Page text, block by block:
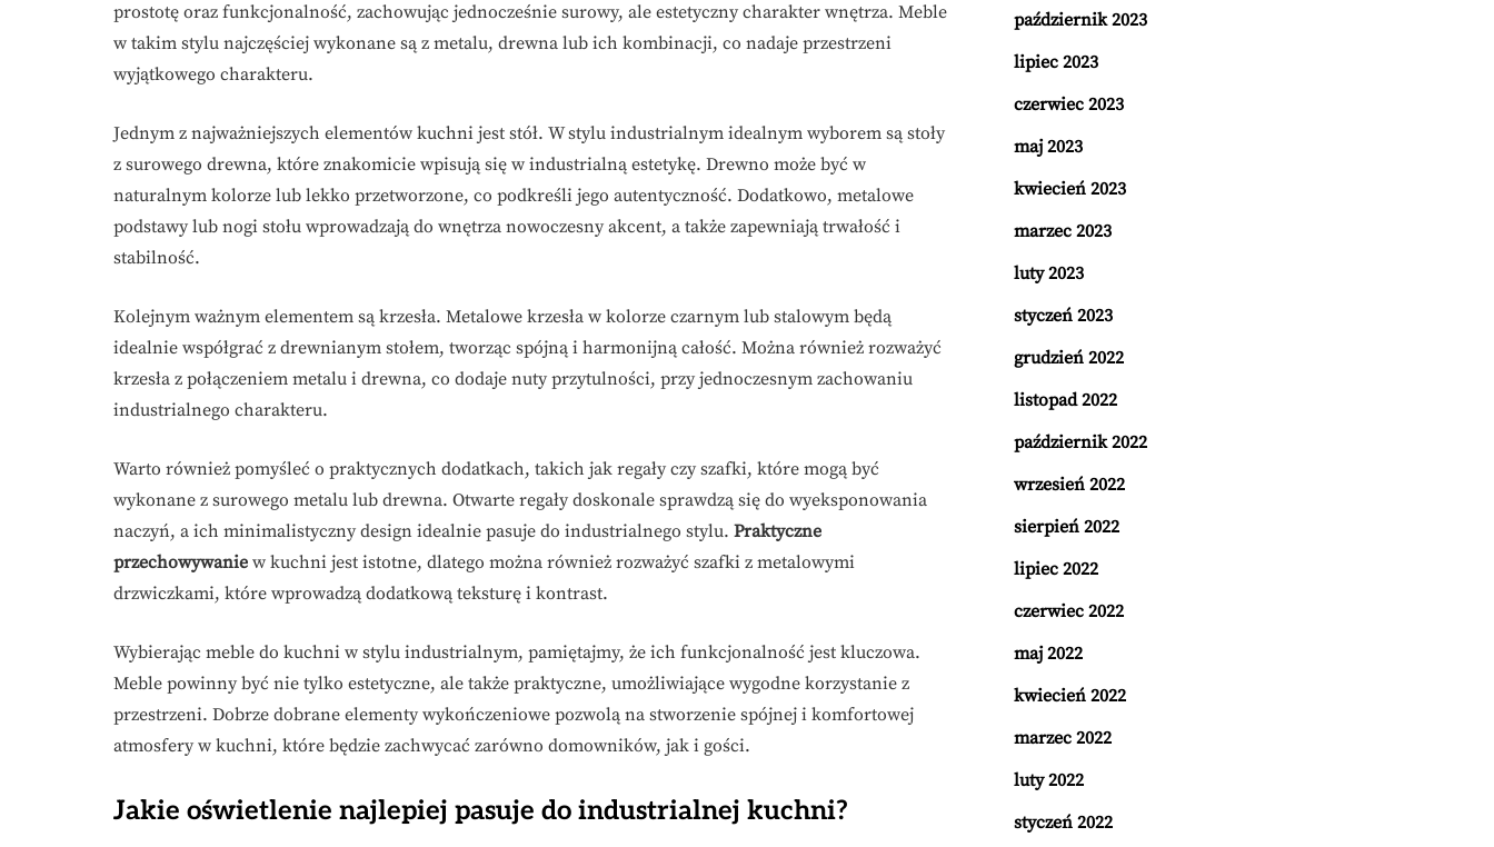
prostotę oraz funkcjonalność, zachowując jednocześnie surowy, ale estetyczny charakter wnętrza. Meble
w takim stylu najczęściej wykonane są z metalu, drewna lub ich kombinacji, co nadaje przestrzeni
wyjątkowego charakteru.
Jednym z najważniejszych elementów kuchni jest stół. W stylu industrialnym idealnym wyborem są stoły
z surowego drewna, które znakomicie wpisują się w industrialną estetykę. Drewno może być w
naturalnym kolorze lub lekko przetworzone, co podkreśli jego autentyczność. Dodatkowo, metalowe
podstawy lub nogi stołu wprowadzają do wnętrza nowoczesny akcent, a także zapewniają trwałość i
stabilność.
Kolejnym ważnym elementem są krzesła. Metalowe krzesła w kolorze czarnym lub stalowym będą
idealnie współgrać z drewnianym stołem, tworząc spójną i harmonijną całość. Można również rozważyć
krzesła z połączeniem metalu i drewna, co dodaje nuty przytulności, przy jednoczesnym zachowaniu
industrialnego charakteru.
Warto również pomyśleć o praktycznych dodatkach, takich jak regały czy szafki, które mogą być
wykonane z surowego metalu lub drewna. Otwarte regały doskonale sprawdzą się do wyeksponowania
naczyń, a ich minimalistyczny design idealnie pasuje do industrialnego stylu. Praktyczne
przechowywanie w kuchni jest istotne, dlatego można również rozważyć szafki z metalowymi
drzwiczkami, które wprowadzą dodatkową teksturę i kontrast.
Wybierając meble do kuchni w stylu industrialnym, pamiętajmy, że ich funkcjonalność jest kluczowa.
Meble powinny być nie tylko estetyczne, ale także praktyczne, umożliwiające wygodne korzystanie z
przestrzeni. Dobrze dobrane elementy wykończeniowe pozwolą na stworzenie spójnej i komfortowej
atmosfery w kuchni, które będzie zachwycać zarówno domowników, jak i gości.
Jakie oświetlenie najlepiej pasuje do industrialnej kuchni?
październik 2023
lipiec 2023
czerwiec 2023
maj 2023
kwiecień 2023
marzec 2023
luty 2023
styczeń 2023
grudzień 2022
listopad 2022
październik 2022
wrzesień 2022
sierpień 2022
lipiec 2022
czerwiec 2022
maj 2022
kwiecień 2022
marzec 2022
luty 2022
styczeń 2022